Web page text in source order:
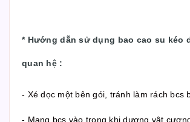
* Hướng dẫn sử dụng bao cao su kéo
quan hệ :
- Xé dọc một bên gói, tránh làm rách bcs
- Mang bcs vào trong khi dương vật